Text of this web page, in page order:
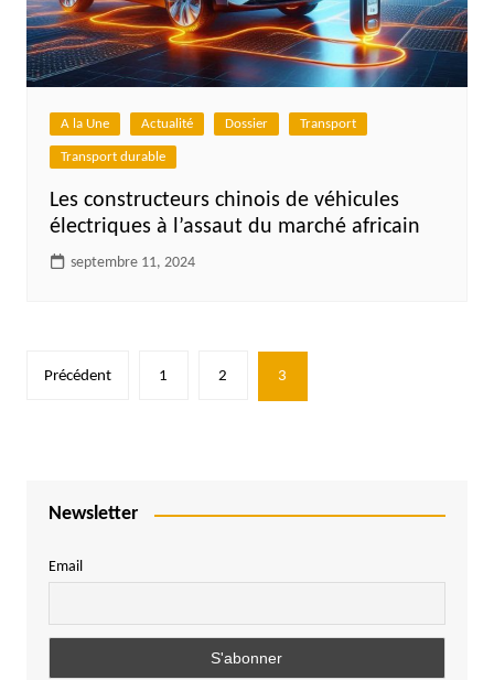
A la Une Actualité Dossier Transport
Transport durable
Les constructeurs chinois de véhicules
électriques à l’assaut du marché africain
septembre 11, 2024
Pagination
Précédent 1 2 3
Newsletter
Email